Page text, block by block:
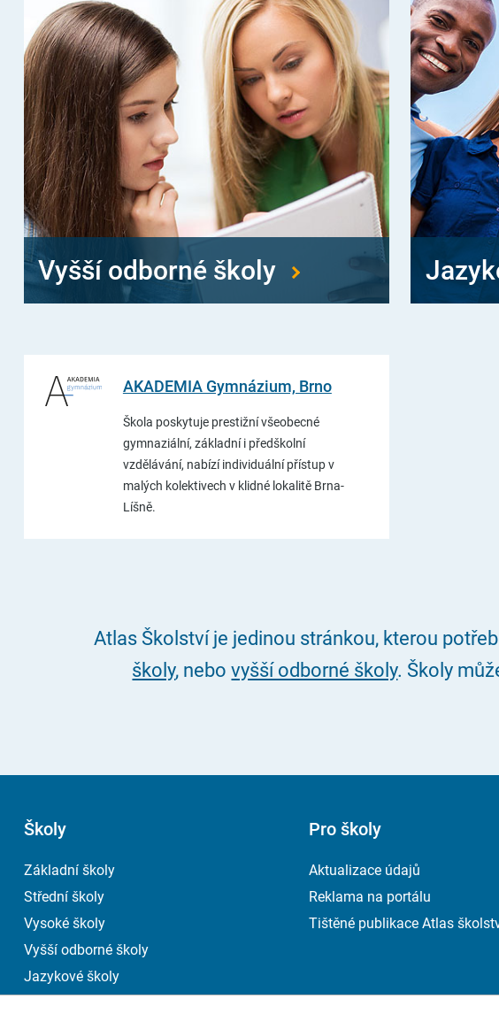
Vyšší odborné školy
AKADEMIA Gymnázium, Brno
Škola poskytuje prestižní všeobecné
gymnaziální, základní i předškolní
vzdělávání, nabízí individuální přístup v
malých kolektivech v klidné lokalitě Brna-
Líšně.
Atlas Školství je jedinou stránkou, kterou
školy, nebovyšší odborné školy. Školy
Školy
Základní školy
Střední školy
Vysoké školy
Vyšší odborné školy
Jazykové školy
Pro školy
Aktualizace údajů
Reklama na portálu
Tištěné publikace Atlas